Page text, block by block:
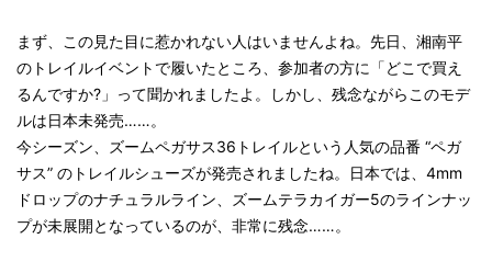
まず、この見た目に惹かれない人はいませんよね。先日、湘南平
のトレイルイベントで履いたところ、参加者の方に「どこで買え
るんですか?」って聞かれましたよ。しかし、残念ながらこのモデ
ルは日本未発売……。
今シーズン、ズームペガサス36トレイルという人気の品番 “ペガ
サス” のトレイルシューズが発売されましたね。日本では、4mm
ドロップのナチュラルライン、ズームテラカイガー5のラインナッ
プが未展開となっているのが、非常に残念……。